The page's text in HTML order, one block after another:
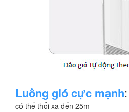
Luồng gió cực mạnh:
có thể thổi xa đến 25m